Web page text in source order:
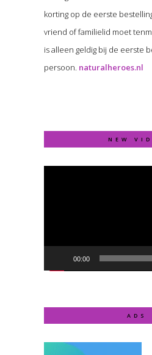
korting op de eerste
vriend of familielid moet
is alleen geldig bij de eerste
persoon. naturalheroes.nl
NEW
Video
00:00
ADS